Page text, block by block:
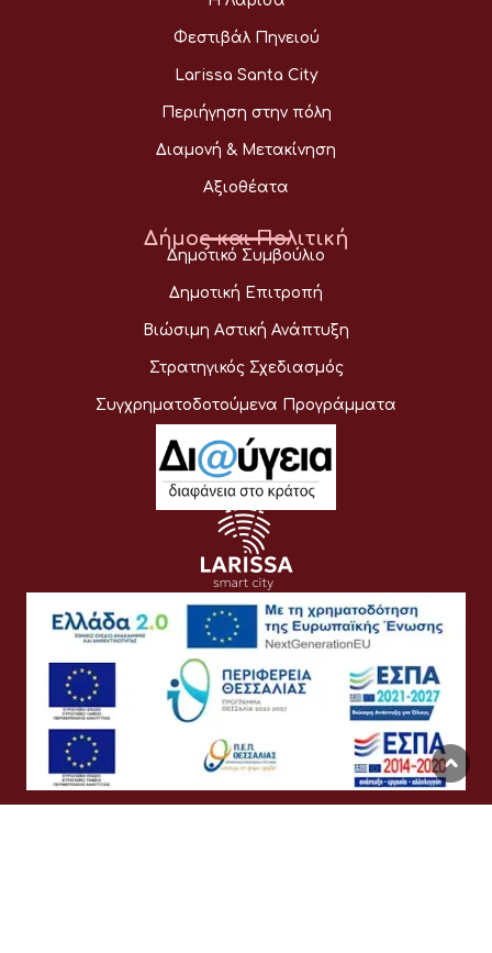
Φεστιβάλ Πηνειού
Larissa Santa City
Περιήγηση στην πόλη
Διαμονή & Μετακίνηση
Αξιοθέατα
Δήμος και Πολιτική
Δημοτικό Συμβούλιο
Δημοτική Επιτροπή
Βιώσιμη Αστική Ανάπτυξη
Στρατηγικός Σχεδιασμός
Συγχρηματοδοτούμενα Προγράμματα